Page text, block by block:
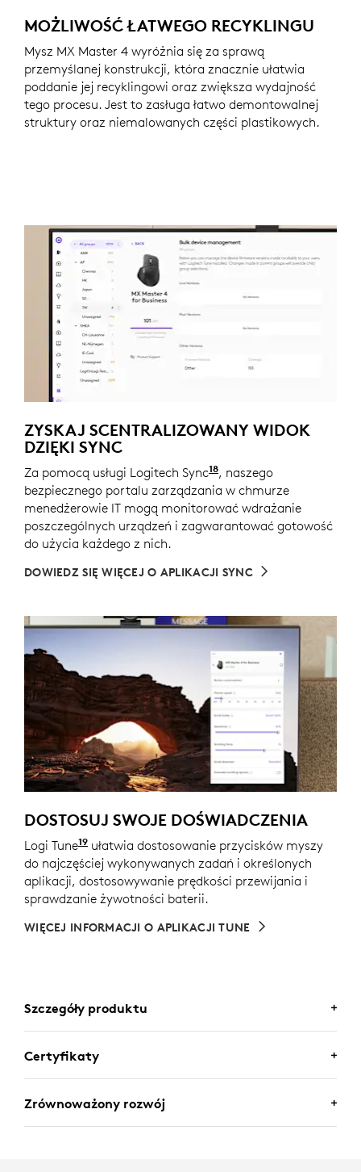
MOŻLIWOŚĆ ŁATWEGO RECYKLINGU
Mysz MX Master 4 wyróżnia się za sprawą
przemyślanej konstrukcji, która znacznie ułatwia
poddanie jej recyklingowi oraz zwiększa wydajność
tego procesu. Jest to zasługa łatwo demontowalnej
struktury oraz niemalowanych części plastikowych.
ZYSKAJ SCENTRALIZOWANY WIDOK
DZIĘKI SYNC
Za pomocą usługi Logitech Sync18Wymagana instalacja
, naszego
bezpiecznego portalu zarządzania w chmurze
menedżerowie IT mogą monitorować wdrażanie
poszczególnych urządzeń i zagwarantować gotowość
do użycia każdego z nich.
DOWIEDZ SIĘ WIĘCEJ O APLIKACJI SYNC
DOSTOSUJ SWOJE DOŚWIADCZENIA
Logi Tune19 Dostępne dla systemów Windows i
ułatwia dostosowanie przycisków myszy
do najczęściej wykonywanych zadań i określonych
aplikacji, dostosowywanie prędkości przewijania i
sprawdzanie żywotności baterii.
WIĘCEJ INFORMACJI O APLIKACJI TUNE
Szczegóły produktu
Certyfikaty
CERTYFIKAT BIZNESOWY
Zrównoważony rozwój